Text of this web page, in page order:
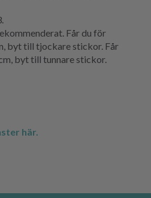
Får du för
byt till tjockare stickor. Får
byt till tunnare stickor.
här.